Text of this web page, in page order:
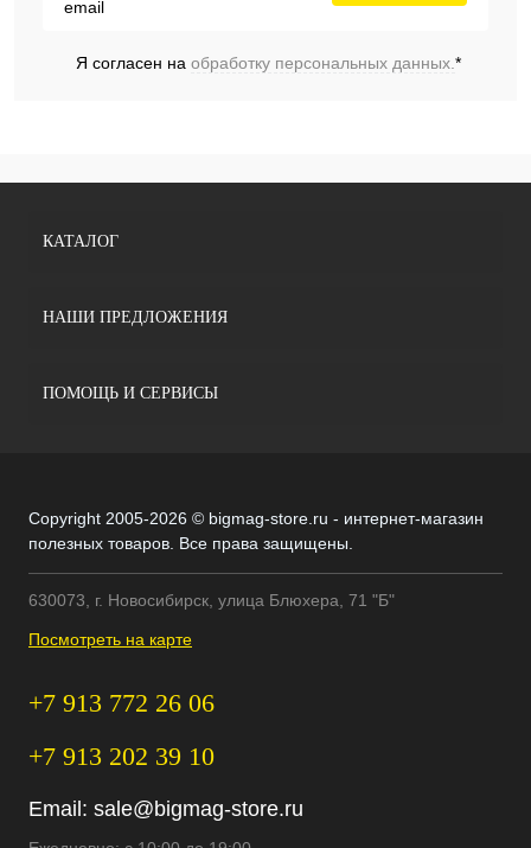
Я согласен на обработку персональных данных.*
КАТАЛОГ
НАШИ ПРЕДЛОЖЕНИЯ
ПОМОЩЬ И СЕРВИСЫ
Copyright 2005-2026 © bigmag-store.ru - интернет-магазин
полезных товаров. Все права защищены.
630073, г. Новосибирск, улица Блюхера, 71 "Б"
Посмотреть на карте
+7 913 772 26 06
+7 913 202 39 10
Email: sale@bigmag-store.ru